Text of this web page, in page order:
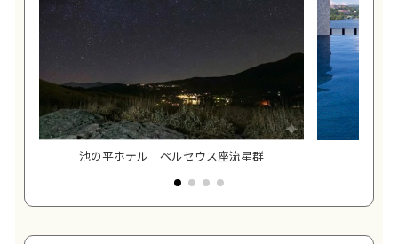
池の平ホテル ペルセウス座流星群